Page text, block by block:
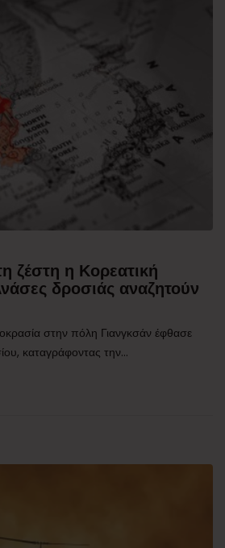
ζέστη η Κορεατική
δροσιάς αναζητούν
στην πόλη Γιανγκσάν έφθασε
καταγράφοντας την...